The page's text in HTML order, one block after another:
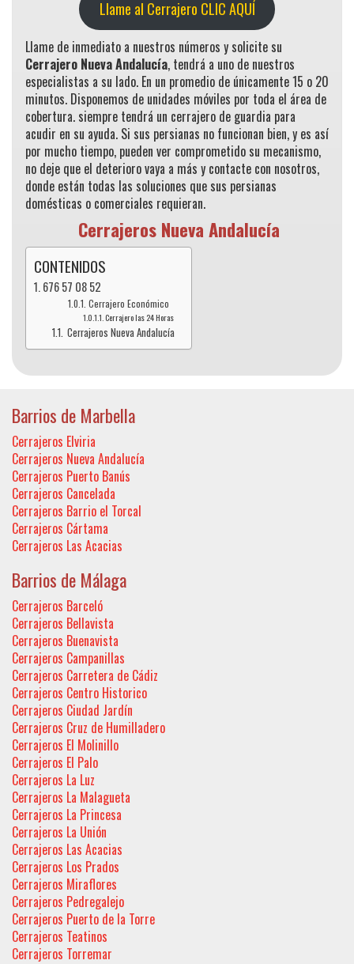
Llame al Cerrajero CLIC AQUÍ
Llame de inmediato a nuestros números y solicite su
Cerrajero Nueva Andalucía, tendrá a uno de nuestros
especialistas a su lado. En un promedio de únicamente 15 o 20
minutos. Disponemos de unidades móviles por toda el área de
cobertura. siempre tendrá un cerrajero de guardia para
acudir en su ayuda. Si sus persianas no funcionan bien, y es así
por mucho tiempo, pueden ver comprometido su mecanismo,
no deje que el deterioro vaya a más y contacte con nosotros,
donde están todas las soluciones que sus persianas
domésticas o comerciales requieran.
Cerrajeros Nueva Andalucía
CONTENIDOS
676 57 08 52
Cerrajero Económico
Cerrajero las 24 Horas
Cerrajeros Nueva Andalucía
Barrios de Marbella
Cerrajeros Elviria
Cerrajeros Nueva Andalucía
Cerrajeros Puerto Banús
Cerrajeros Cancelada
Cerrajeros Barrio el Torcal
Cerrajeros Cártama
Cerrajeros Las Acacias
Barrios de Málaga
Cerrajeros Barceló
Cerrajeros Bellavista
Cerrajeros Buenavista
Cerrajeros Campanillas
Cerrajeros Carretera de Cádiz
Cerrajeros Centro Historico
Cerrajeros Ciudad Jardín
Cerrajeros Cruz de Humilladero
Cerrajeros El Molinillo
Cerrajeros El Palo
Cerrajeros La Luz
Cerrajeros La Malagueta
Cerrajeros La Princesa
Cerrajeros La Unión
Cerrajeros Las Acacias
Cerrajeros Los Prados
Cerrajeros Miraflores
Cerrajeros Pedregalejo
Cerrajeros Puerto de la Torre
Cerrajeros Teatinos
Cerrajeros Torremar